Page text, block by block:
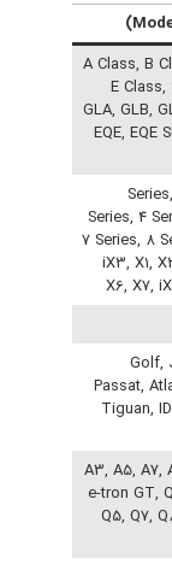
A Class, B
E Class,
GLA, GLB,
EQE, EQE
1
Series, 4
7 Series, 8
iX3, X1,
X6, X7,
Golf,
Passat,
Tiguan,
A3, A5, A7,
e-tron GT,
Q5, Q7,